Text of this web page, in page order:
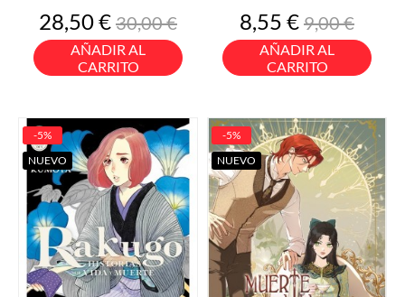
Precio
28,50 €Precio
base
30,00 €
AÑADIR AL
CARRITO
Precio
8,55 €Precio
base
9,00 €
AÑADIR AL
CARRITO
-5%
NUEVO
-5%
NUEVO